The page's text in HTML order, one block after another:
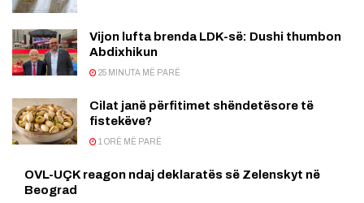
Vijon lufta brenda LDK-së: Dushi thumbon
Abdixhikun
25 MINUTA MË PARË
Cilat janë përfitimet shëndetësore të
fistekëve?
1 ORË MË PARË
OVL-UÇK reagon ndaj deklaratës së Zelenskyt në
Beograd